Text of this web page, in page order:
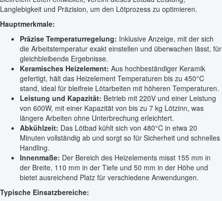
Langlebigkeit und Präzision, um den Lötprozess zu optimieren.
Hauptmerkmale:
Präzise Temperaturregelung: Inklusive Anzeige, mit der sich
die Arbeitstemperatur exakt einstellen und überwachen lässt, für
gleichbleibende Ergebnisse.
Keramisches Heizelement: Aus hochbeständiger Keramik
gefertigt, hält das Heizelement Temperaturen bis zu 450°C
stand, ideal für bleifreie Lötarbeiten mit höheren Temperaturen.
Leistung und Kapazität: Betrieb mit 220V und einer Leistung
von 600W, mit einer Kapazität von bis zu 7 kg Lötzinn, was
längere Arbeiten ohne Unterbrechung erleichtert.
Abkühlzeit: Das Lötbad kühlt sich von 480°C in etwa 20
Minuten vollständig ab und sorgt so für Sicherheit und schnelles
Handling.
Innenmaße: Der Bereich des Heizelements misst 155 mm in
der Breite, 110 mm in der Tiefe und 50 mm in der Höhe und
bietet ausreichend Platz für verschiedene Anwendungen.
Typische Einsatzbereiche: